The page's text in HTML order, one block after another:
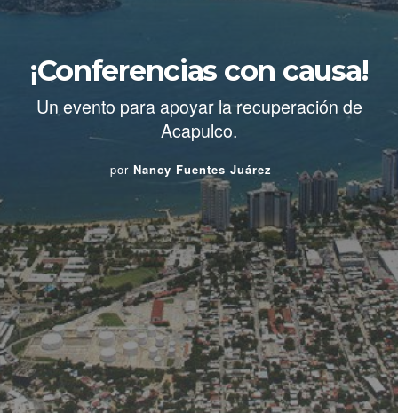
¡Conferencias con causa!
Un evento para apoyar la recuperación de
Acapulco.
por Nancy Fuentes Juárez